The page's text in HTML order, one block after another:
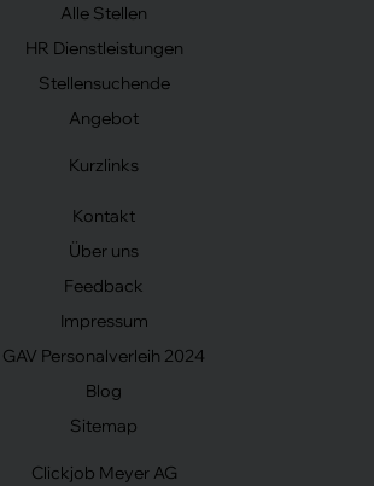
Alle Stellen
HR Dienstleistungen
Stellensuchende
Angebot
Kurzlinks
Kontakt
Über uns
Feedback
Impressum
GAV Personalverleih 2024
Blog
Sitemap
Clickjob Meyer AG